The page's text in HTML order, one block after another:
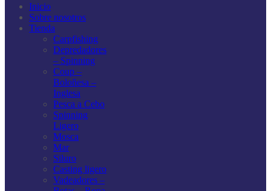
Inicio
Sobre nosotros
Tienda
Carpfishing
Depredadores
– Spinning
Coup –
Boloñesa –
Inglesa
Pesca a Cebo
Spinning
Ligero
Mosca
Mar
Siluro
Casting ligero
Vadeadores –